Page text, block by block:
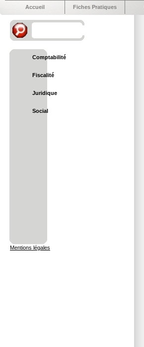
Accueil Fiches Pratiques
Comptabilité
Fiscalité
Juridique
Social
Mentions légales